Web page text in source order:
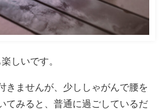
しいです。
きませんが、少ししゃがんで腰を
てみると、普通に過ごしているだ